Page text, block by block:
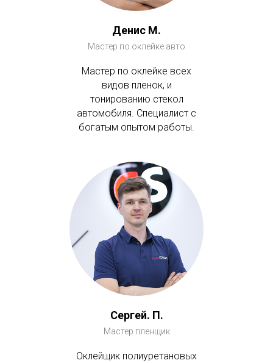
Денис М.
Мастер по оклейке авто
Мастер по оклейке всех
видов пленок, и
тонированию стекол
автомобиля. Специалист с
богатым опытом работы.
Сергей. П.
Мастер пленщик
Оклейщик полиуретановых